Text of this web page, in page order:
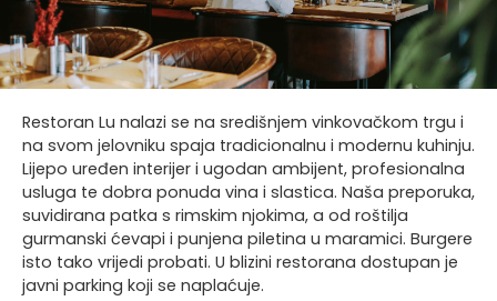
Restoran Lu nalazi se na središnjem vinkovačkom trgu i
na svom jelovniku spaja tradicionalnu i modernu kuhinju.
Lijepo uređen interijer i ugodan ambijent, profesionalna
usluga te dobra ponuda vina i slastica. Naša preporuka,
suvidirana patka s rimskim njokima, a od roštilja
gurmanski ćevapi i punjena piletina u maramici. Burgere
isto tako vrijedi probati. U blizini restorana dostupan je
javni parking koji se naplaćuje.